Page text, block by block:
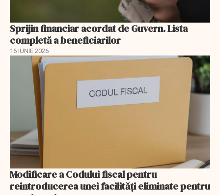
Sprijin financiar acordat de Guvern. Lista
completă a beneficiarilor
16 IUNIE 2026
Modificare a Codului fiscal pentru
reintroducerea unei facilități eliminate pentru